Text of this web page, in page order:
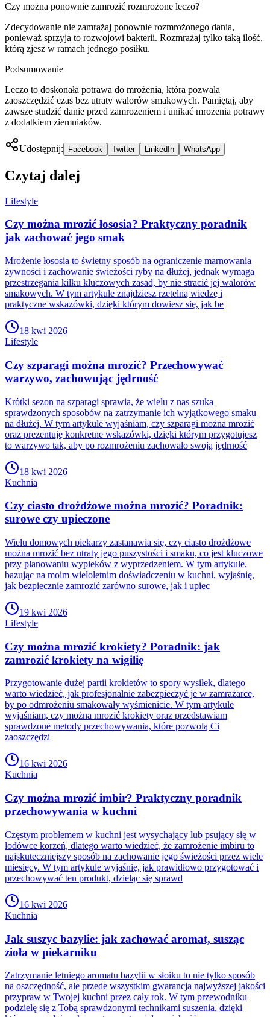
Czy można ponownie zamrozić rozmrożone leczo?
Zdecydowanie nie zamrażaj ponownie rozmrożonego dania,
ponieważ sprzyja to rozwojowi bakterii. Rozmrażaj tylko taką ilość,
którą zjesz w ramach jednego posiłku.
Podsumowanie
Leczo to doskonała potrawa do mrożenia, która pozwala
zaoszczędzić czas bez utraty walorów smakowych. Pamiętaj, aby
zawsze studzić danie przed zamrożeniem i unikać mrożenia potrawy
z dodatkiem ziemniaków.
Udostępnij: Facebook Twitter LinkedIn WhatsApp
Czytaj dalej
Lifestyle
Czy można mrozić łososia? Praktyczny poradnik
jak zachować jego smak
Mrożenie łososia to świetny sposób na ograniczenie marnowania
żywności i zachowanie świeżości ryby na dłużej, jednak wymaga
przestrzegania kilku kluczowych zasad, by nie stracić jej walorów
smakowych. W tym artykule znajdziesz rzetelną wiedzę i
praktyczne wskazówki, dzięki którym dowiesz się, jak be
18 kwi 2026
Lifestyle
Czy szparagi można mrozić? Przechowywać
warzywo, zachowując jędrność
Krótki sezon na szparagi sprawia, że wielu z nas szuka
sprawdzonych sposobów na zatrzymanie ich wyjątkowego smaku
na dłużej. W tym artykule wyjaśniam, czy szparagi można mrozić
oraz prezentuję konkretne wskazówki, dzięki którym przygotujesz
to warzywo tak, aby po rozmrożeniu zachowało swoją jędrność
18 kwi 2026
Kuchnia
Czy ciasto drożdżowe można mrozić? Poradnik:
surowe czy upieczone
Wielu domowych piekarzy zastanawia się, czy ciasto drożdżowe
można mrozić bez utraty jego puszystości i smaku, co jest kluczowe
przy planowaniu wypieków z wyprzedzeniem. W tym artykule,
bazując na moim wieloletnim doświadczeniu w kuchni, wyjaśnię,
jak bezpiecznie zamrozić zarówno surowe, jak i upiec
19 kwi 2026
Lifestyle
Czy można mrozić krokiety? Poradnik: jak
zamrozić krokiety na wigilię
Przygotowanie dużej partii krokietów to spory wysiłek, dlatego
warto wiedzieć, jak profesjonalnie zabezpieczyć je w zamrażarce,
by po odmrożeniu smakowały wyśmienicie. W tym artykule
wyjaśniam, czy można mrozić krokiety oraz przedstawiam
sprawdzone metody przechowywania, które pozwolą Ci
zaoszczędzi
16 kwi 2026
Kuchnia
Czy można mrozić imbir? Praktyczny poradnik
przechowywania w kuchni
Częstym problemem w kuchni jest wysychający lub psujący się w
lodówce korzeń, dlatego warto wiedzieć, że zamrożenie imbiru to
najskuteczniejszy sposób na zachowanie jego świeżości przez wiele
miesięcy. W tym artykule wyjaśnię, jak prawidłowo przygotować i
przechowywać ten produkt, dzieląc się sprawd
16 kwi 2026
Kuchnia
Jak suszyc bazylie: jak zachować aromat, susząc
zioła w piekarniku
Zatrzymanie letniego aromatu bazylii w słoiku to nie tylko sposób
na oszczędność, ale przede wszystkim gwarancja najwyższej jakości
przypraw w Twojej kuchni przez cały rok. W tym przewodniku
podzielę się z Tobą sprawdzonymi technikami suszenia, dzięki